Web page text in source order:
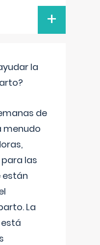
+
la
de
menudo
las
están
La